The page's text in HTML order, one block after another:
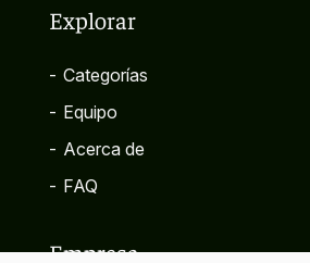
Explorar
- Categorías
- Equipo
- Acerca de
- FAQ
Empresa